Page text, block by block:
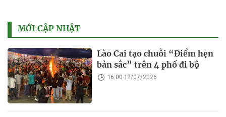
MỚI CẬP NHẬT
Lào Cai tạo chuỗi “Điểm hẹn
bản sắc” trên 4 phố đi bộ
16:00 12/07/2026